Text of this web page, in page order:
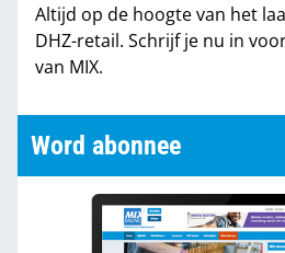
Altijd op de hoogte van het
DHZ-retail. Schrijf je nu in
van MIX.
Word abonnee